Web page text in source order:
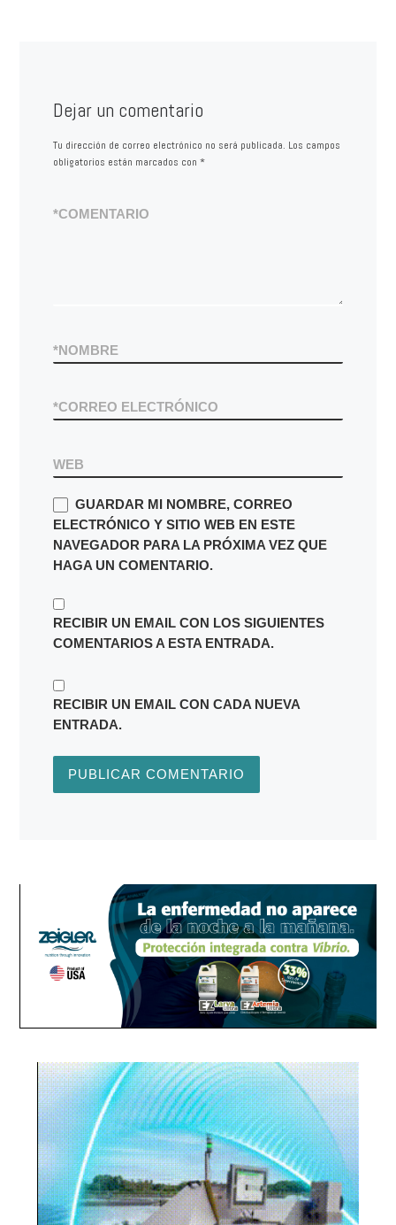
Dejar un comentario
Tu dirección de correo electrónico no será publicada. Los campos
obligatorios están marcados con *
COMENTARIO
*
NOMBRE
*
CORREO ELECTRÓNICO
*
WEB
GUARDAR MI NOMBRE, CORREO
ELECTRÓNICO Y SITIO WEB EN ESTE
NAVEGADOR PARA LA PRÓXIMA VEZ QUE
HAGA UN COMENTARIO.
RECIBIR UN EMAIL CON LOS SIGUIENTES
COMENTARIOS A ESTA ENTRADA.
RECIBIR UN EMAIL CON CADA NUEVA
ENTRADA.